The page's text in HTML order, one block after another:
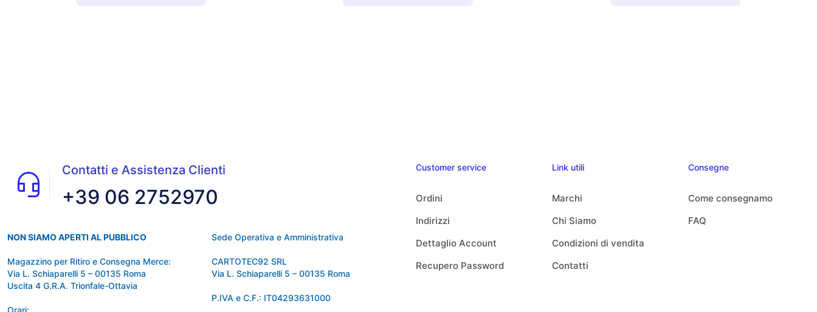
Contatti e Assistenza Clienti
+39 06 2752970
NON SIAMO APERTI AL PUBBLICO
Magazzino per Ritiro e Consegna Merce:
Via L. Schiaparelli 5 – 00135 Roma
Uscita 4 G.R.A. Trionfale-Ottavia
Sede Operativa e Amministrativa
CARTOTEC92 SRL
Via L. Schiaparelli 5 – 00135 Roma
P.IVA e C.F.: IT04293631000
Customer service
Ordini
Indirizzi
Dettaglio Account
Recupero Password
Link utili
Marchi
Chi Siamo
Condizioni di vendita
Contatti
Consegne
Come consegnamo
FAQ